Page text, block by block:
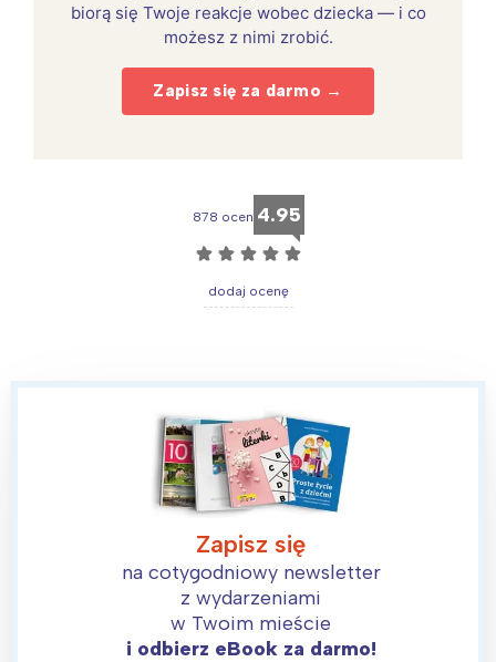
biorą się Twoje reakcje wobec dziecka — i co
możesz z nimi zrobić.
Zapisz się za darmo →
878 ocen 4.95
☆ ☆ ☆ ☆ ☆
dodaj ocenę
Zapisz się
na cotygodniowy newsletter
z wydarzeniami
w Twoim mieście
i odbierz eBook za darmo!